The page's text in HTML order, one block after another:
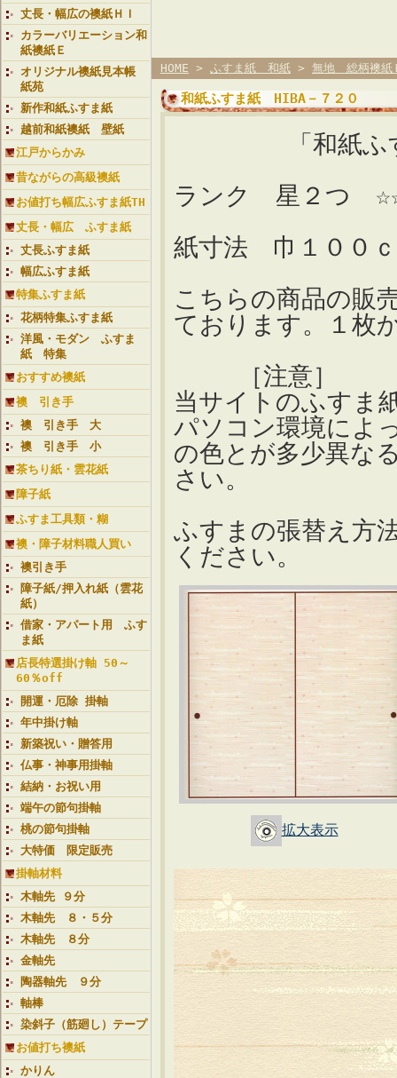
丈長・幅広の襖紙ＨＩ
カラーバリエーション和
紙襖紙Ｅ
オリジナル襖紙見本帳
紙苑
新作和紙ふすま紙
越前和紙襖紙 壁紙
江戸からかみ
昔ながらの高級襖紙
お値打ち幅広ふすま紙TH
丈長・幅広 ふすま紙
丈長ふすま紙
幅広ふすま紙
特集ふすま紙
花柄特集ふすま紙
洋風・モダン ふすま
紙 特集
おすすめ襖紙
襖 引き手
襖 引き手 大
襖 引き手 小
茶ちり紙・雲花紙
障子紙
ふすま工具類・糊
襖・障子材料職人買い
襖引き手
障子紙/押入れ紙（雲花
紙）
借家・アパート用 ふす
ま紙
店長特選掛け軸 50～
60％off
開運・厄除 掛軸
年中掛け軸
新築祝い・贈答用
仏事・神事用掛軸
結納・お祝い用
端午の節句掛軸
桃の節句掛軸
大特価 限定販売
掛軸材料
木軸先 ９分
木軸先 ８・５分
木軸先 ８分
金軸先
陶器軸先 ９分
軸棒
染斜子（筋廻し）テープ
お値打ち襖紙
かりん
HOME > ふすま紙 和紙 > 無地 総柄襖紙
和紙ふすま紙 HIBA－７２０
「和紙ふす
ランク 星２つ
紙寸法 巾１００
こちらの商品の販
ております。１
［注意］
当サイトのふすま
パソコン環境によ
の色とが多少異な
さい。
ふすまの張替え方
ください。
拡大表示